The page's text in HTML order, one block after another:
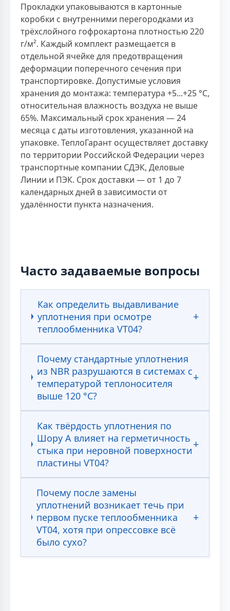
Прокладки упаковываются в картонные
коробки с внутренними перегородками из
трёхслойного гофрокартона плотностью 220
г/м². Каждый комплект размещается в
отдельной ячейке для предотвращения
деформации поперечного сечения при
транспортировке. Допустимые условия
хранения до монтажа: температура +5...+25 °С,
относительная влажность воздуха не выше
65%. Максимальный срок хранения — 24
месяца с даты изготовления, указанной на
упаковке. ТеплоГарант осуществляет доставку
по территории Российской Федерации через
транспортные компании СДЭК, Деловые
Линии и ПЭК. Срок доставки — от 1 до 7
календарных дней в зависимости от
удалённости пункта назначения.
Часто задаваемые вопросы
Как определить выдавливание
уплотнения при осмотре
теплообменника VT04?
Почему стандартные уплотнения
из NBR разрушаются в системах с
температурой теплоносителя
выше 120 °С?
Как твёрдость уплотнения по
Шору А влияет на герметичность
стыка при неровной поверхности
пластины VT04?
Почему после замены
уплотнений возникает течь при
первом пуске теплообменника
VT04, хотя при опрессовке всё
было сухо?